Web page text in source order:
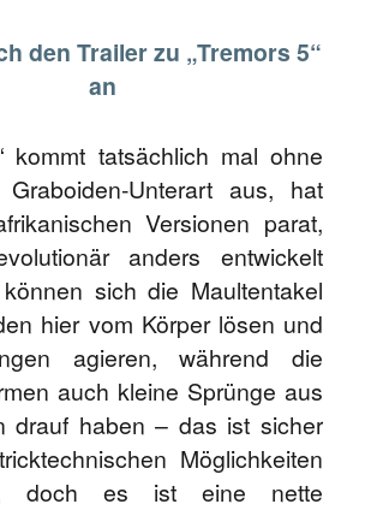
den Trailer zu „Tremors 5“
an
kommt tatsächlich mal ohne
Unterart aus, hat
Versionen parat,
anders entwickelt
sich die Maultentakel
hier vom Körper lösen und
agieren, während die
auch kleine Sprünge aus
drauf haben – das ist sicher
Möglichkeiten
doch es ist eine nette